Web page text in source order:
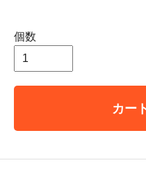
個数
カー